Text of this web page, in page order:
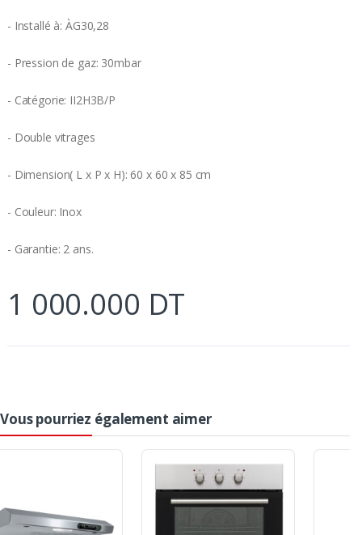
- Installé à: ÀG30,28
- Pression de gaz: 30mbar
- Catégorie: II2H3B/P
- Double vitrages
- Dimension( L x P x H): 60 x 60 x 85 cm
- Couleur: Inox
- Garantie: 2 ans.
1 000.000 DT
Vous pourriez également aimer